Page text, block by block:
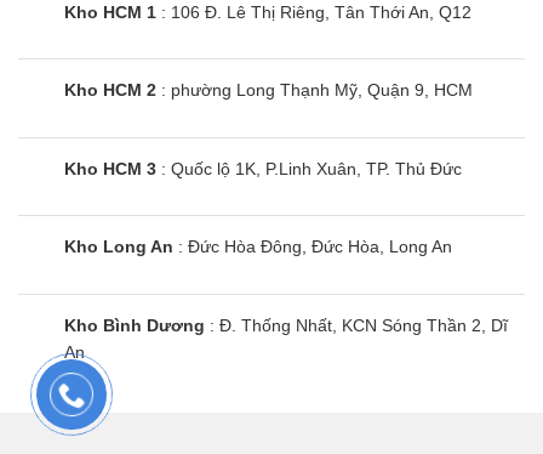
Kho HCM 1 : 106 Đ. Lê Thị Riêng, Tân Thới An, Q12
Kho HCM 2 : phường Long Thạnh Mỹ, Quận 9, HCM
Kho HCM 3 : Quốc lộ 1K, P.Linh Xuân, TP. Thủ Đức
Kho Long An : Đức Hòa Đông, Đức Hòa, Long An
Kho Bình Dương : Đ. Thống Nhất, KCN Sóng Thần 2, Dĩ
An